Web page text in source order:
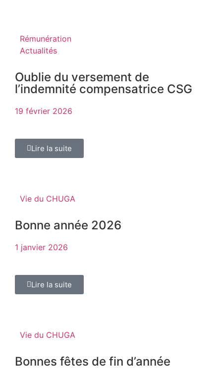
Rémunération
Actualités
Oublie du versement de
l’indemnité compensatrice CSG
19 février 2026
Lire la suite
Vie du CHUGA
Bonne année 2026
1 janvier 2026
Lire la suite
Vie du CHUGA
Bonnes fêtes de fin d’année